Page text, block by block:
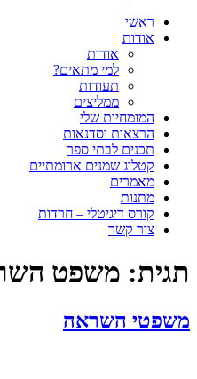
ראשי
אודות
אודות
למי מתאים?
תעודות
ממליצים
המומחיות שלי
הרצאות וסדנאות
תכנים לבתי ספר
קטלוג שמנים ארומתיים
מאמרים
מתנות
קורס דיגיטלי – חרדות
צור קשר
תגית: משפט
משפטי השראה